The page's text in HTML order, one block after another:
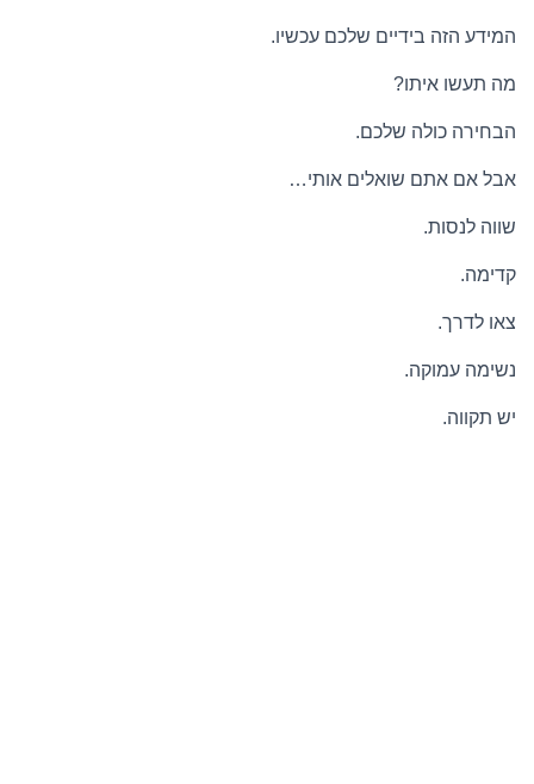
המידע הזה בידיים שלכם עכשיו.
מה תעשו איתו?
הבחירה כולה שלכם.
אבל אם אתם שואלים אותי…
שווה לנסות.
קדימה.
צאו לדרך.
נשימה עמוקה.
יש תקווה.